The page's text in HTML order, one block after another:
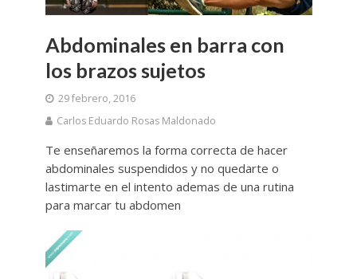
Abdominales en barra con
los brazos sujetos
29 febrero, 2016
Carlos Eduardo Rosas Maldonado
Te enseñaremos la forma correcta de hacer
abdominales suspendidos y no quedarte o
lastimarte en el intento ademas de una rutina
para marcar tu abdomen